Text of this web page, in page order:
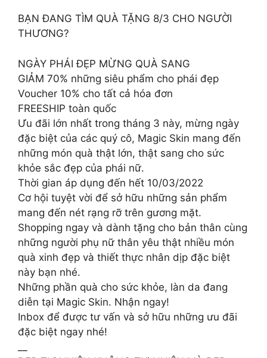
BẠN ĐANG TÌM QUÀ TẶNG 8/3 CHO NGƯỜI
THƯƠNG?
NGÀY PHÁI ĐẸP MỪNG QUÀ SANG
GIẢM 70% những siêu phẩm cho phái đẹp
Voucher 10% cho tất cả hóa đơn
FREESHIP toàn quốc
Ưu đãi lớn nhất trong tháng 3 này, mừng ngày
đặc biệt của các quý cô, Magic Skin mang đến
những món quà thật lớn, thật sang cho sức
khỏe sắc đẹp của phái nữ.
Thời gian áp dụng đến hết 10/03/2022
Cơ hội tuyệt vời để sở hữu những sản phẩm
mang đến nét rạng rỡ trên gương mặt.
Shopping ngay và dành tặng cho bản thân cùng
những người phụ nữ thân yêu thật nhiều món
quà xinh đẹp và thiết thực nhân dịp đặc biệt
này bạn nhé.
Những phần quà cho sức khỏe, làn da đang
diễn tại Magic Skin. Nhận ngay!
Inbox để được tư vấn và sở hữu những ưu đãi
đặc biệt ngay nhé!